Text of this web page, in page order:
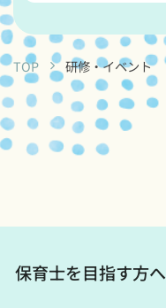
TOP 研修・イベント
保育士を目指す方へ